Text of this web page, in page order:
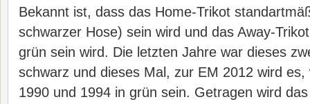
Bekannt ist, dass das Home-Trikot
schwarzer Hose) sein wird und das Away-
grün sein wird. Die letzten Jahre war dieses
schwarz und dieses Mal, zur EM 2012 wird
1990 und 1994 in grün sein. Getragen wird